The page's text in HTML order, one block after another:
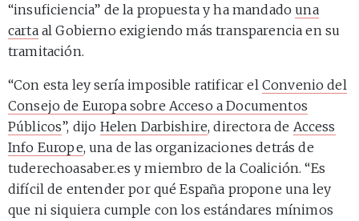
“insuficiencia” de la propuesta y ha mandadouna
cartaal Gobierno exigiendo más transparencia en su
tramitación.
“Con esta ley sería imposible ratificar el Convenio del
Consejo de Europa sobre Acceso a Documentos
Públicos”, dijo Helen Darbishire, directora de Access
Info Europe, una de las organizaciones detrás de
tuderechoasaber.es y miembro de la Coalición. “Es
difícil de entender por qué España propone una ley
que ni siquiera cumple con los estándares mínimos